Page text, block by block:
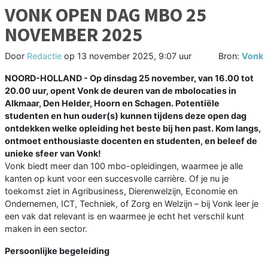
VONK OPEN DAG MBO 25
NOVEMBER 2025
Door Redactie op 13 november 2025, 9:07 uur Bron: Vonk
NOORD-HOLLAND - Op dinsdag 25 november, van 16.00 tot
20.00 uur, opent Vonk de deuren van de mbolocaties in
Alkmaar, Den Helder, Hoorn en Schagen. Potentiële
studenten en hun ouder(s) kunnen tijdens deze open dag
ontdekken welke opleiding het beste bij hen past. Kom langs,
ontmoet enthousiaste docenten en studenten, en beleef de
unieke sfeer van Vonk!
Vonk biedt meer dan 100 mbo-opleidingen, waarmee je alle
kanten op kunt voor een succesvolle carrière. Of je nu je
toekomst ziet in Agribusiness, Dierenwelzijn, Economie en
Ondernemen, ICT, Techniek, of Zorg en Welzijn – bij Vonk leer je
een vak dat relevant is en waarmee je echt het verschil kunt
maken in een sector.
Persoonlijke begeleiding